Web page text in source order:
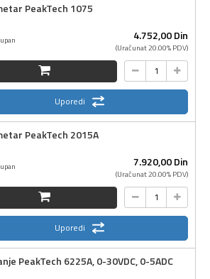
PeakTech 1075
4.752,00Din
(Uračunat 20.00% PDV)
Uporedi
PeakTech 2015A
7.920,00Din
(Uračunat 20.00% PDV)
Uporedi
PeakTech 6225A, 0-30VDC, 0-5ADC